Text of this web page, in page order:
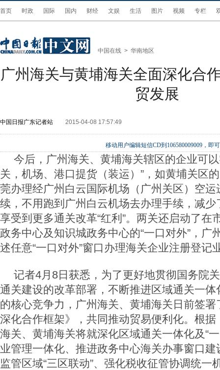
首页 时政 国际 国内 财经 文娱 生活 图片 视频 专栏
中国在线 > 华南地区
广州海关与黄埔海关全面深化合
贸发展
中国日报广东记者站 2015-04-08 17:57:49
移动用户编辑短信CD到106580009009，即
今后，广州海关、黄埔海关辖区的企业可
关，机场、港口提货（装运）”，如黄埔关区
莞办理经广州白云国际机场（广州关区）空
续，不用跑到广州白云机场去办理手续，减
享受到更多通关改革“红利”。两关还启动了在
政务中心及知识城政务中心的“一口对外”，广
述任意“一口对外”窗口办理海关企业注册登记
记者4月 8日获悉，为了更好地贯彻国务院
通关建设的改革部署，不断推进区域通关一
的核心竞争力，广州海关、黄埔海关日前签署
深化合作框架》，共同推动贸易便利化。根
海关、黄埔海关将就深化区域通关一体化及“
业管理一体化、推进政务中心海关办事窗口
监管区域“三区联动”、强化税收征管协调统一